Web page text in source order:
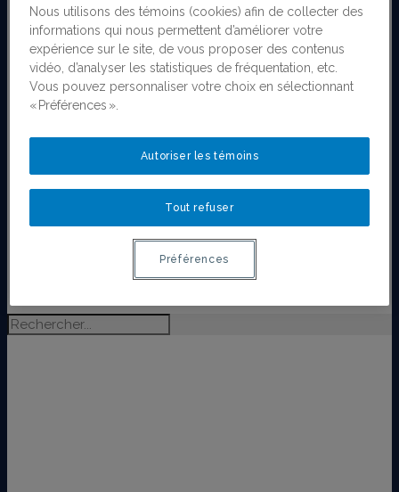
Antiféminisme
Recherche partenariale et
coconstruction des connaissances
Projets financés par le RéQEF
Concours : Appui aux projets scientifiques et
aux chantiers de recherche
Toutes les publications
Ligne du temps de l’histoire des femmes au
Québec
Lauréates des bourses
Nous utilisons des témoins (cookies) afin de collecter des
informations qui nous permettent d’améliorer votre
expérience sur le site, de vous proposer des contenus
vidéo, d’analyser les statistiques de fréquentation, etc.
Vous pouvez personnaliser votre choix en sélectionnant
« Préférences ».
Tout refuser
Autoriser les témoins
Préférences